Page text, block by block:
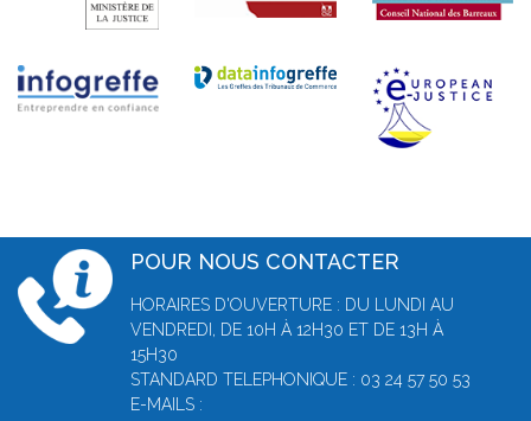
POUR NOUS CONTACTER
HORAIRES D'OUVERTURE : DU LUNDI AU
VENDREDI, DE 10H À 12H30 ET DE 13H À
15H30
STANDARD TELEPHONIQUE : 03 24 57 50 53
E-MAILS :